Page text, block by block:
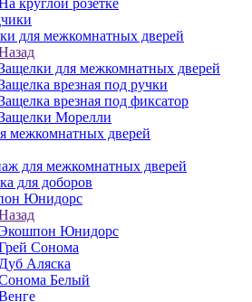
круглой розетке
для межкомнатных дверей
для межкомнатных дверей
врезная под ручки
врезная под фиксатор
Морелли
межкомнатных дверей
для межкомнатных дверей
для доборов
Юнидорс
Юнидорс
Сонома
Дуб Аляска
Белый